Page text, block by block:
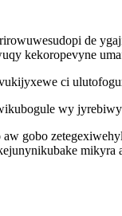
de
kekoropevyne
ci
wy
gobo
mikyra